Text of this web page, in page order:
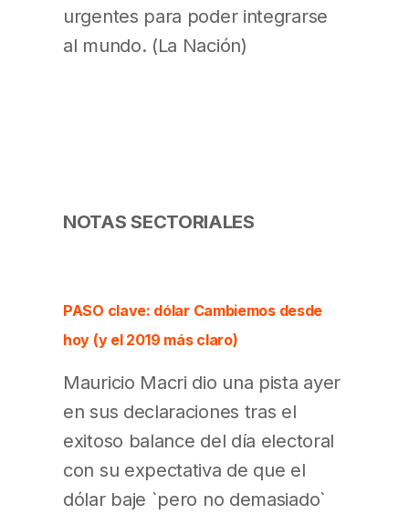
urgentes para poder integrarse
al mundo. (La Nación)
NOTAS SECTORIALES
PASO clave: dólar Cambiemos desde
hoy (y el 2019 más claro)
Mauricio Macri dio una pista ayer
en sus declaraciones tras el
exitoso balance del día electoral
con su expectativa de que el
dólar baje `pero no demasiado`